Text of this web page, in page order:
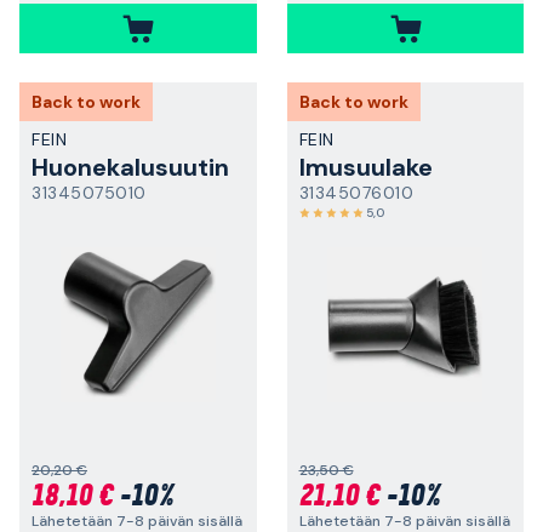
Back to work
FEIN
Huonekalusuutin
31345075010
20,20 €
18,10 €-10%
Lähetetään 7-8 päivän sisällä
Back to work
FEIN
Imusuulake
31345076010
5,0
23,50 €
21,10 €-10%
Lähetetään 7-8 päivän sisällä